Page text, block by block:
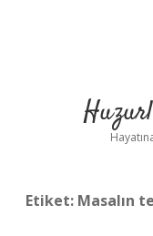
Etiket: Masalın